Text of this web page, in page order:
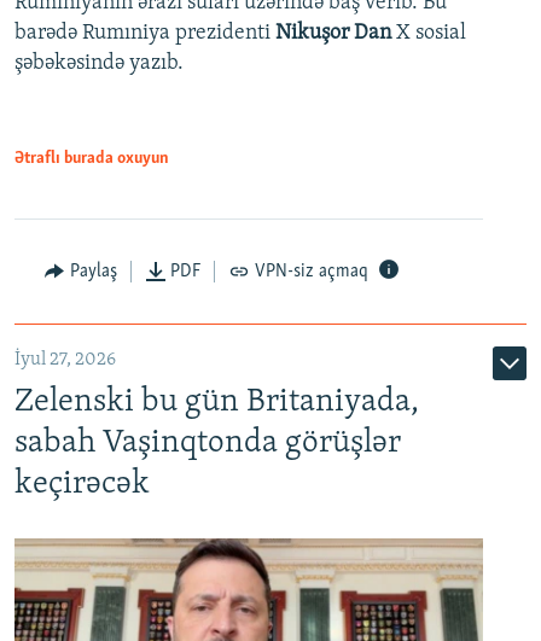
barədə Rumıniya prezidenti Nikuşor DanX sosial
şəbəkəsində yazıb.
Ətraflı burada oxuyun
Paylaş PDF VPN-siz açmaq
İyul 27, 2026
Zelenski bu gün Britaniyada,
sabah Vaşinqtonda görüşlər
keçirəcək